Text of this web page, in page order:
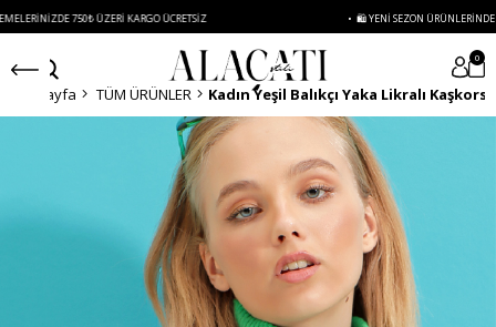
750₺ ÜZERI KARGO ÜCRETSIZ • 🛍️ YENI SEZON ÜRÜNLERINDE 2 ÜRÜN VE
0
Anasayfa TÜM ÜRÜNLER